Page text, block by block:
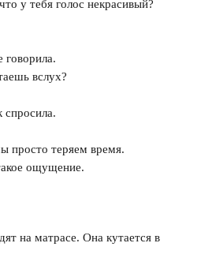
у тебя голос некрасивый?
вслух?
теряем время.
ощущение.
на матрасе. Она кутается в